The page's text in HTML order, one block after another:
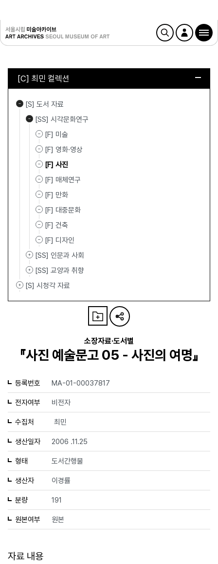
[C] 최민 컬렉션
[S] 도서 자료
[SS] 시각문화연구
[F] 미술
[F] 영화·영상
[F] 사진
[F] 매체연구
[F] 만화
[F] 대중문화
[F] 건축
[F] 디자인
[SS] 인문과 사회
[SS] 교양과 취향
[S] 시청각 자료
소장자료·도서별
『사진 예술문고 05 - 사진의 여명』
등록번호 MA-01-00037817
전자여부 비전자
수집처 최민
생산일자 2006 .11.25
형태 도서간행물
생산자 이경률
분량 191
원본여부 원본
자료 내용